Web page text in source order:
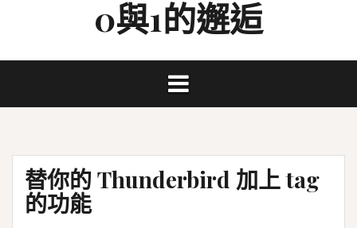
0與1的邂逅
替你的 Thunderbird 加上 tag
的功能